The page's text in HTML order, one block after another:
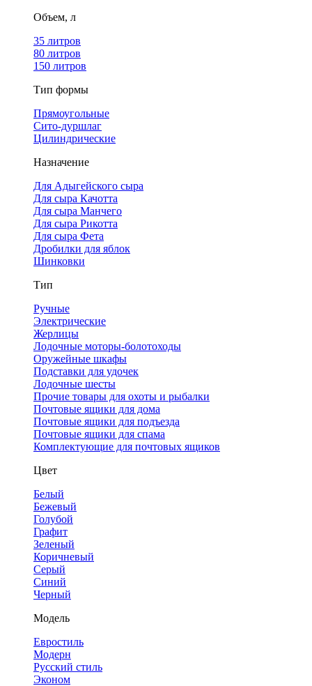
Объем, л
35 литров
80 литров
150 литров
Тип формы
Прямоугольные
Сито-дуршлаг
Цилиндрические
Назначение
Для Адыгейского сыра
Для сыра Качотта
Для сыра Манчего
Для сыра Рикотта
Для сыра Фета
Дробилки для яблок
Шинковки
Тип
Ручные
Электрические
Жерлицы
Лодочные моторы-болотоходы
Оружейные шкафы
Подставки для удочек
Лодочные шесты
Прочие товары для охоты и рыбалки
Почтовые ящики для дома
Почтовые ящики для подъезда
Почтовые ящики для спама
Комплектующие для почтовых ящиков
Цвет
Белый
Бежевый
Голубой
Графит
Зеленый
Коричневый
Серый
Синий
Черный
Модель
Евростиль
Модерн
Русский стиль
Эконом